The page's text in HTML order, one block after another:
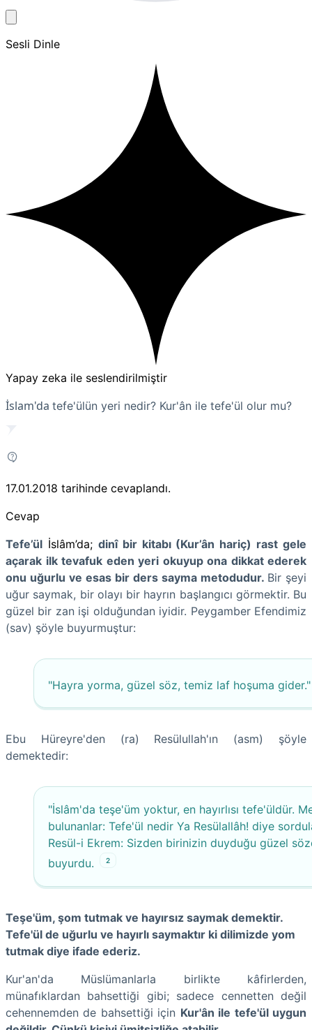
Sesli Dinle
Yapay zeka ile seslendirilmiştir
İslam'da tefe'ülün yeri nedir? Kur'ân ile tefe'ül olur mu?
17.01.2018 tarihinde cevaplandı.
Cevap
Tefe’ül İslâm’da; dinî bir kitabı (Kur’ân hariç) rast gele
açarak ilk tevafuk eden yeri okuyup ona dikkat ederek
onu uğurlu ve esas bir ders sayma metodudur. Bir şeyi
uğur saymak, bir olayı bir hayrın başlangıcı görmektir. Bu
güzel bir zan işi olduğundan iyidir. Peygamber Efendimiz
(sav) şöyle buyurmuştur:
"Hayra yorma, güzel söz, temiz laf hoşuma gider."
Ebu Hüreyre'den (ra) Resülullah'ın (asm) şöyle
demektedir:
"İslâm'da teşe'üm yoktur, en hayırlısı tefe'üldür.
bulunanlar: Tefe'ül nedir Ya Resülallâh! diye
Resül-i Ekrem: Sizden birinizin duyduğu güzel
buyurdu.
2
Teşe'üm, şom tutmak ve hayırsız saymak demektir.
Tefe'ül de uğurlu ve hayırlı saymaktır ki dilimizde yom
tutmak diye ifade ederiz.
Kur'an'da Müslümanlarla birlikte kâfirlerden,
münafıklardan bahsettiği gibi; sadece cennetten değil
cehennemden de bahsettiği için Kur'ân ile tefe'ül uygun